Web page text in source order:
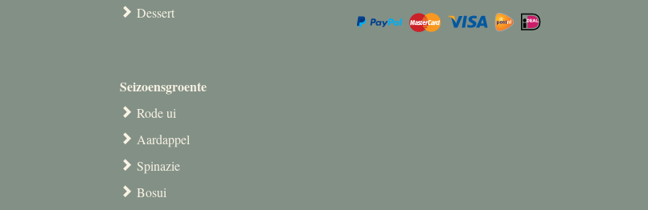
Dessert
Seizoensgroente
Rode ui
Aardappel
Spinazie
Bosui